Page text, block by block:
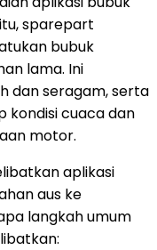
sparepart
bubuk
lama. Ini
dan seragam, serta
kondisi cuaca dan
motor.
aplikasi
aus ke
langkah umum